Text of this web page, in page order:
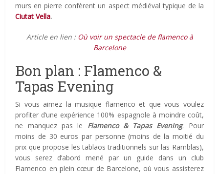
murs en pierre confèrent un aspect médiéval typique de la
Ciutat Vella.
Article en lien : Où voir un spectacle de flamenco à
Barcelone
Bon plan : Flamenco &
Tapas Evening
Si vous aimez la musique flamenco et que vous voulez
profiter d’une expérience 100% espagnole à moindre coût,
ne manquez pas le Flamenco & Tapas Evening. Pour
moins de 30 euros par personne (moins de la moitié du
prix que propose les tablaos traditionnels sur las Ramblas),
vous serez d’abord mené par un guide dans un club
Flamenco en plein cœur de Barcelone, où vous assisterez